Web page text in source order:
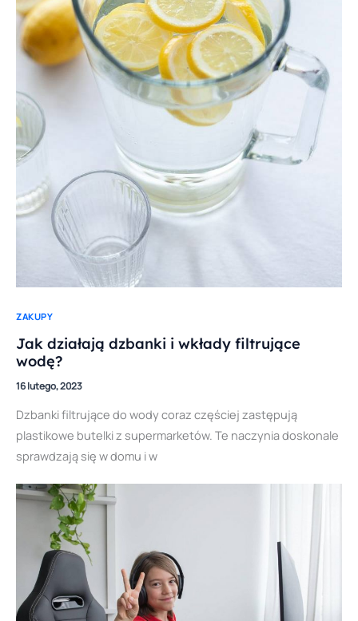
ZAKUPY
Jak działają dzbanki i wkłady filtrujące
wodę?
16 lutego, 2023
Dzbanki filtrujące do wody coraz częściej zastępują
plastikowe butelki z supermarketów. Te naczynia doskonale
sprawdzają się w domu i w